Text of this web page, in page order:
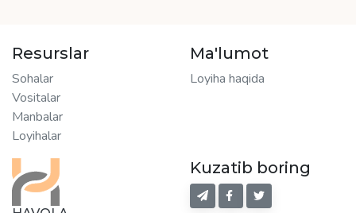
Resurslar
Sohalar
Vositalar
Manbalar
Loyihalar
Ma'lumot
Loyiha haqida
Kuzatib boring